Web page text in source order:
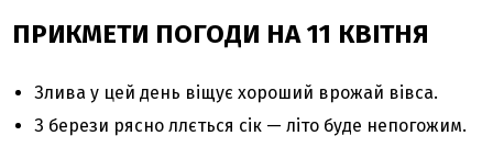
ПРИКМЕТИ ПОГОДИ НА 11 КВІТНЯ
Злива у цей день віщує хороший врожай вівса.
З берези рясно ллється сік — літо буде непогожим.